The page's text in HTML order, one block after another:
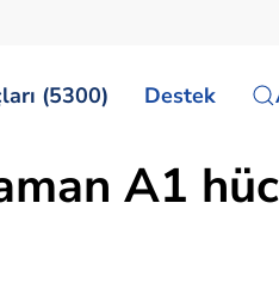
(5300) Destek
A1